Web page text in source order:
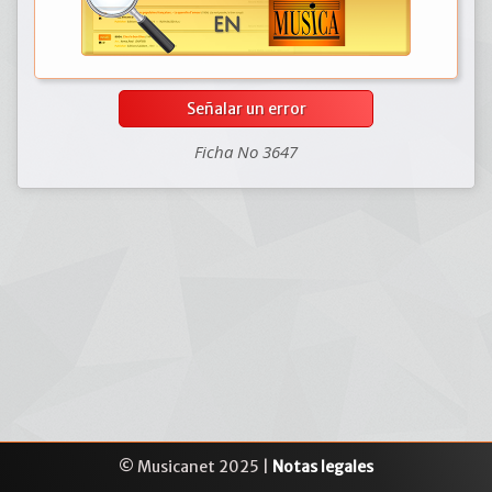
Señalar un error
Ficha No 3647
© Musicanet 2025 | Notas legales